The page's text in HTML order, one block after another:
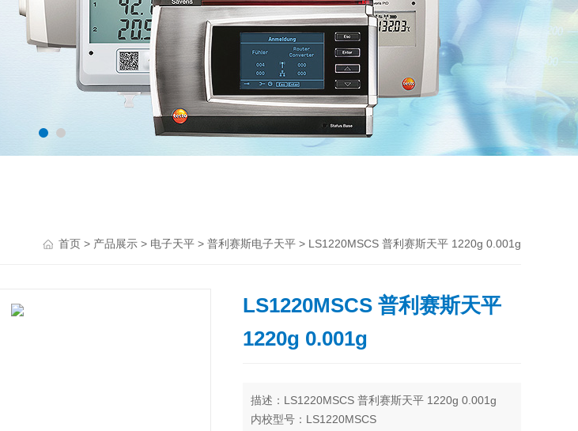
首页 > 产品展示 > 电子天平 > 普利赛斯电子天平 > LS1220MSCS 普利赛斯天平 1220g 0.001g
LS1220MSCS 普利赛斯天平
1220g 0.001g
描述：LS1220MSCS 普利赛斯天平 1220g 0.001g
内校型号：LS1220MSCS